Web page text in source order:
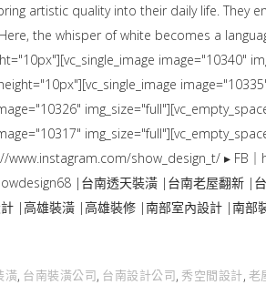
artistic quality into their daily life. They
the whisper of white becomes a
image="10340"
show_design_t/ ▸ FB｜
|台南透天裝潢 |台南老屋翻新 |
|高雄裝潢 |高雄裝修 |南部室內設計 |南部
潢, 台南裝潢公司, 台南設計公司, 秀空間設計, 老